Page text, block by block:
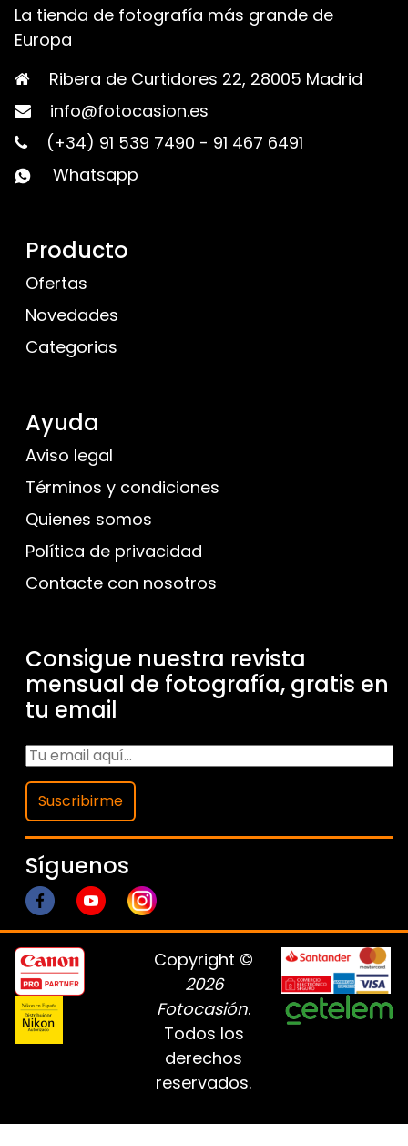
La tienda de fotografía más grande de
Europa
Ribera de Curtidores 22, 28005 Madrid
info@fotocasion.es
(+34) 91 539 7490 - 91 467 6491
Whatsapp
Producto
Ofertas
Novedades
Categorias
Ayuda
Aviso legal
Términos y condiciones
Quienes somos
Política de privacidad
Contacte con nosotros
Consigue nuestra revista
mensual de fotografía, gratis en
tu email
Suscribirme
Síguenos
Copyright ©
2026
Fotocasión.
Todos los
derechos
reservados.